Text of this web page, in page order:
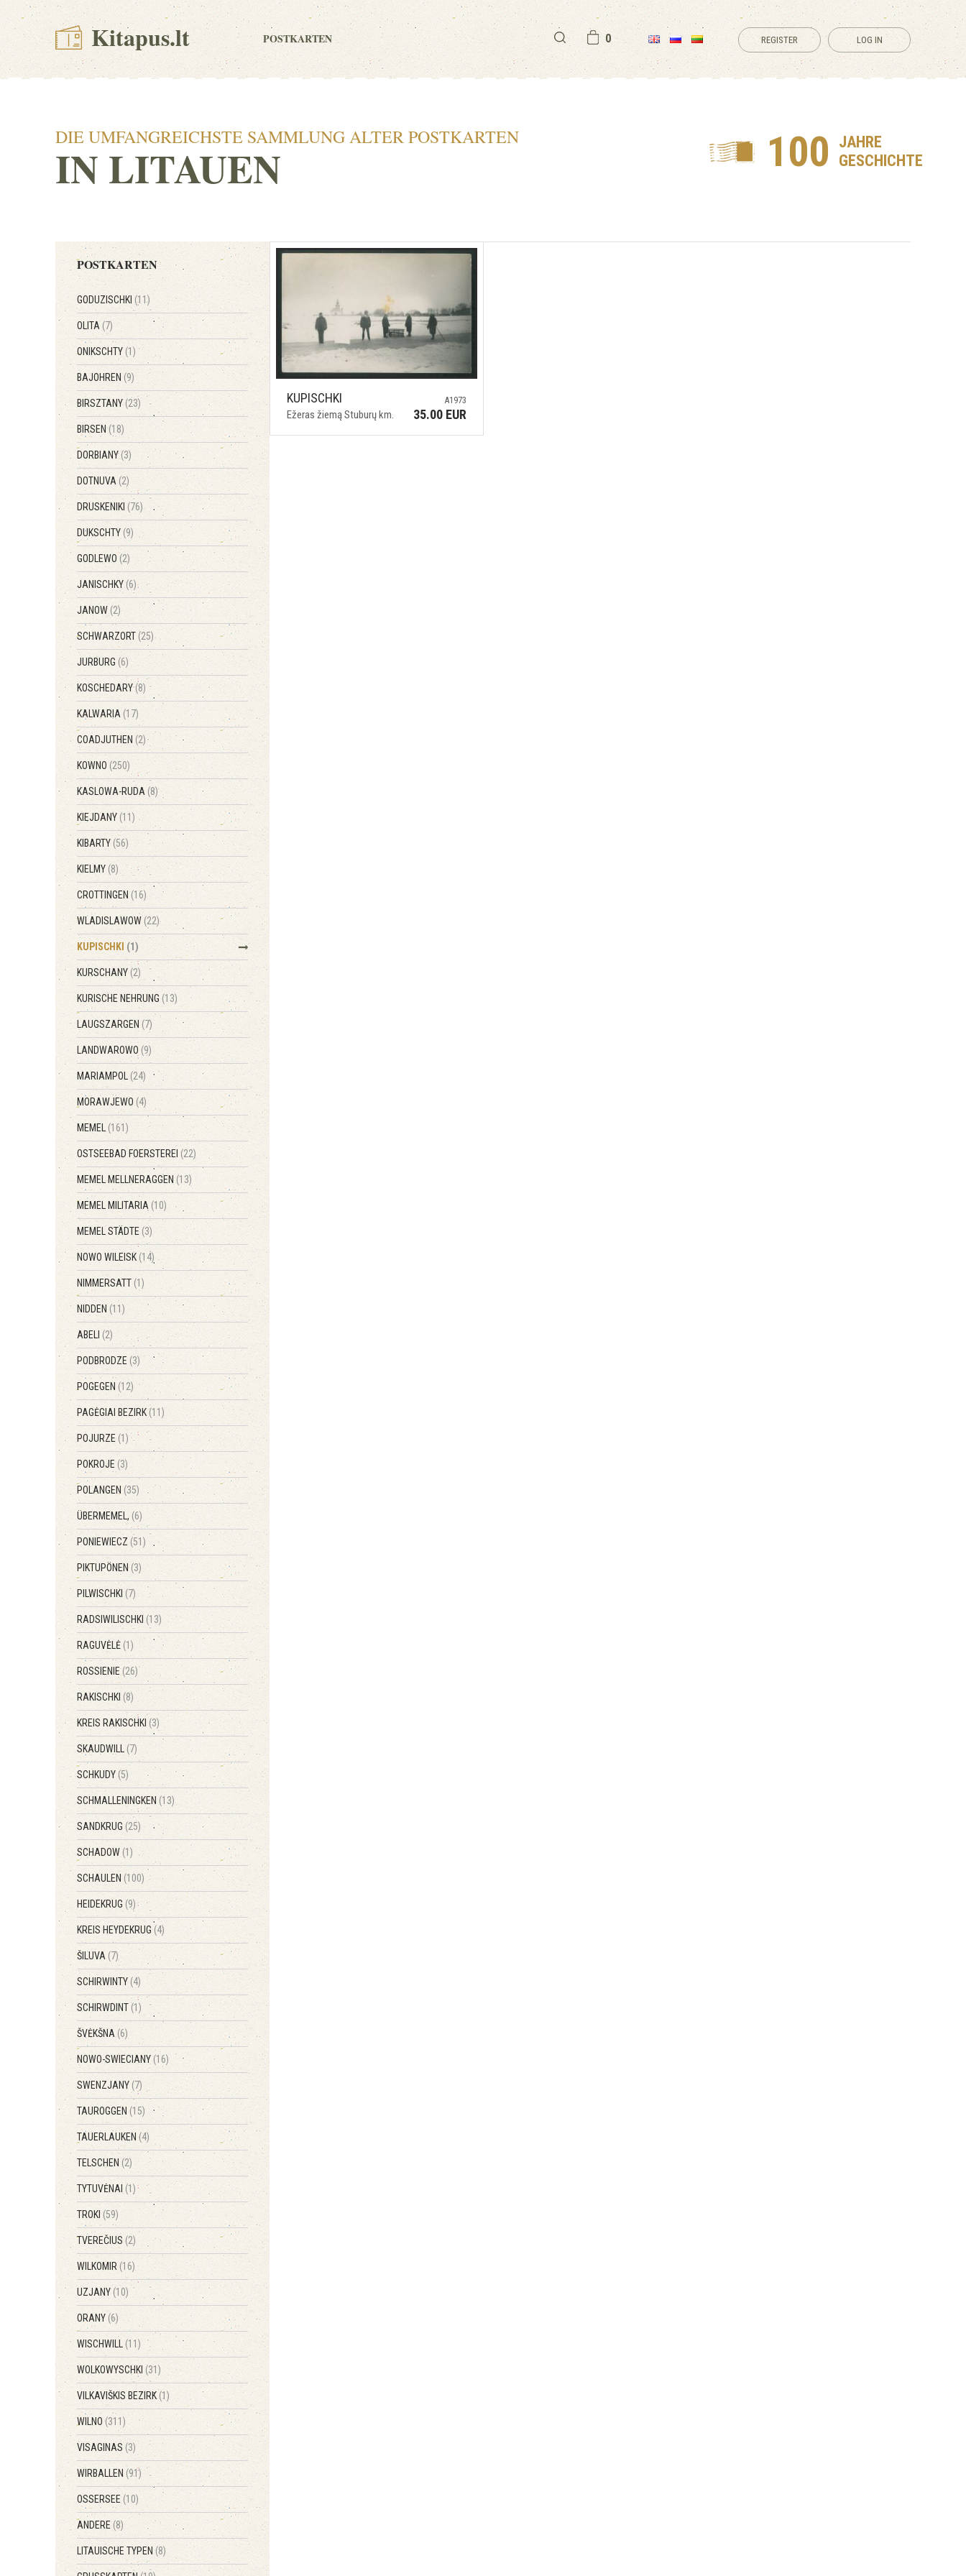
Kitapus.lt POSTKARTEN 0 REGISTER LOG IN
DIE UMFANGREICHSTE SAMMLUNG ALTER POSTKARTEN
IN LITAUEN 100
JAHRE
GESCHICHTE
POSTKARTEN
GODUZISCHKI (11)
OLITA (7)
ONIKSCHTY(1)
BAJOHREN (9)
BIRSZTANY (23)
BIRSEN (18)
DORBIANY(3)
DOTNUVA (2)
DRUSKENIKI (76)
DUKSCHTY (9)
GODLEWO (2)
JANISCHKY(6)
JANOW(2)
SCHWARZORT (25)
JURBURG (6)
KOSCHEDARY(8)
KALWARIA (17)
COADJUTHEN (2)
KOWNO (250)
KASLOWA-RUDA (8)
KIEJDANY (11)
KIBARTY (56)
KIELMY (8)
CROTTINGEN (16)
WLADISLAWOW(22)
KUPISCHKI (1)
KURSCHANY (2)
KURISCHE NEHRUNG (13)
LAUGSZARGEN (7)
LANDWAROWO (9)
MARIAMPOL (24)
MORAWJEWO (4)
MEMEL (161)
OSTSEEBAD FOERSTEREI (22)
MEMEL MELLNERAGGEN (13)
MEMEL MILITARIA (10)
MEMEL STÄDTE (3)
NOWO WILEISK (14)
NIMMERSATT(1)
NIDDEN (11)
ABELI (2)
PODBRODZE (3)
POGEGEN (12)
PAGĖGIAI BEZIRK(11)
POJURZE (1)
POKROJE (3)
POLANGEN (35)
ÜBERMEMEL, (6)
PONIEWIECZ (51)
PIKTUPÖNEN (3)
PILWISCHKI (7)
RADSIWILISCHKI (13)
RAGUVĖLĖ (1)
ROSSIENIE(26)
RAKISCHKI (8)
KREIS RAKISCHKI (3)
SKAUDWILL (7)
SCHKUDY(5)
SCHMALLENINGKEN (13)
SANDKRUG (25)
SCHADOW(1)
SCHAULEN (100)
HEIDEKRUG (9)
KREIS HEYDEKRUG (4)
ŠILUVA (7)
SCHIRWINTY (4)
SCHIRWDINT(1)
ŠVĖKŠNA (6)
NOWO-SWIECIANY (16)
SWENZJANY (7)
TAUROGGEN (15)
TAUERLAUKEN (4)
TELSCHEN(2)
TYTUVĖNAI (1)
TROKI (59)
TVEREČIUS (2)
WILKOMIR (16)
UZJANY(10)
ORANY (6)
WISCHWILL (11)
WOLKOWYSCHKI (31)
VILKAVIŠKIS BEZIRK(1)
WILNO (311)
VISAGINAS (3)
WIRBALLEN (91)
OSSERSEE (10)
ANDERE (8)
LITAUISCHE TYPEN (8)
KUPISCHKI
Ežeras žiemą Stuburų km.
A1973
35.00 EUR